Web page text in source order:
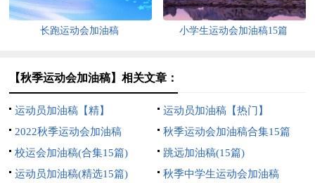
长跑运动会加油稿 小学生运动会加油稿15篇
【秋季运动会加油稿】相关文章：
运动员加油稿【精】
运动员加油稿【热门】
2022秋季运动会加油稿
秋季运动会加油稿合集15篇
校运会加油稿(合集15篇)
跳远加油稿(15篇)
运动员加油稿(精选15篇)
秋季中学生运动会加油稿